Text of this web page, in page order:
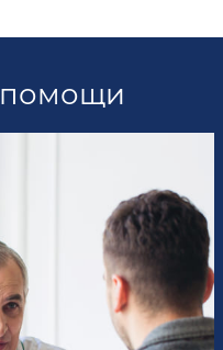
помощи